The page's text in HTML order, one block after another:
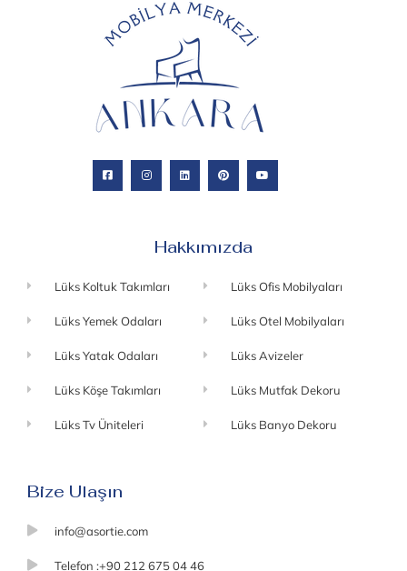
Hakkımızda
Lüks Koltuk Takımları
Lüks Yemek Odaları
Lüks Yatak Odaları
Lüks Köşe Takımları
Lüks Tv Üniteleri
Lüks Ofis Mobilyaları
Lüks Otel Mobilyaları
Lüks Avizeler
Lüks Mutfak Dekoru
Lüks Banyo Dekoru
Bize Ulaşın
info@asortie.com
Telefon :+90 212 675 04 46